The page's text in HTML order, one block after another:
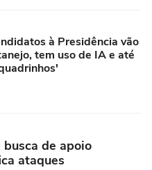
à Presidência vão
tem uso de IA e até
de apoio
ataques